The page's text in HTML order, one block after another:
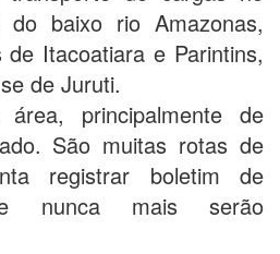
baixo rio Amazonas,
Itacoatiara e Parintins,
de Juruti.
principalmente de
São muitas rotas de
registrar boletim de
nunca mais serão